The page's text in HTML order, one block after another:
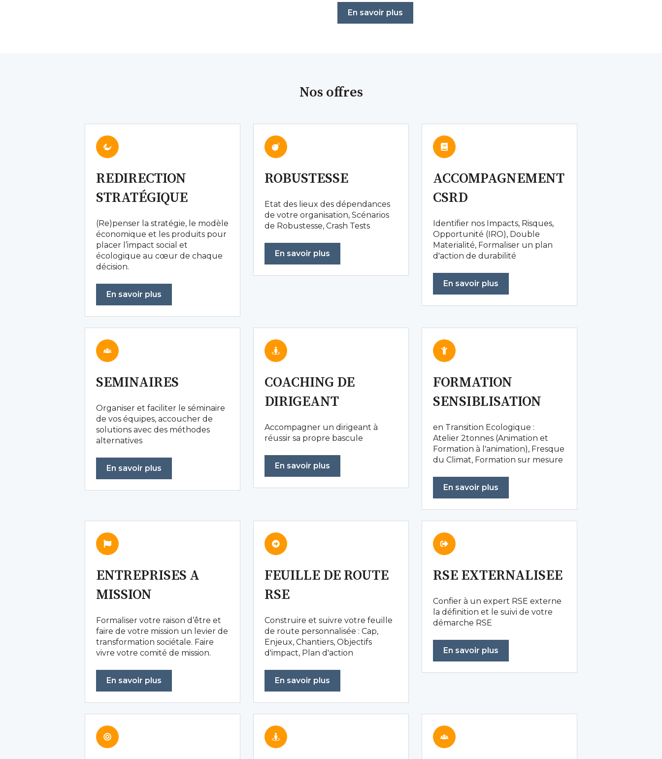
En savoir plus
Nos offres
REDIRECTION
STRATÉGIQUE
(Re)penser la stratégie, le modèle
économique et les produits pour
placer l’impact social et
écologique au cœur de chaque
décision.
En savoir plus
ROBUSTESSE
Etat des lieux des dépendances
de votre organisation, Scénarios
de Robustesse, Crash Tests
En savoir plus
ACCOMPAGNEMENT
CSRD
Identifier nos Impacts, Risques,
Opportunité (IRO), Double
Materialité, Formaliser un plan
d'action de durabilité
En savoir plus
SEMINAIRES
Organiser et faciliter le séminaire
de vos équipes, accoucher de
solutions avec des méthodes
alternatives
En savoir plus
COACHING DE
DIRIGEANT
Accompagner un dirigeant à
réussir sa propre bascule
En savoir plus
FORMATION
SENSIBLISATION
en Transition Ecologique :
Atelier 2tonnes (Animation et
Formation à l'animation), Fresque
du Climat, Formation sur mesure
En savoir plus
ENTREPRISES A
MISSION
Formaliser votre raison d’être et
faire de votre mission un levier de
transformation sociétale. Faire
vivre votre comité de mission.
En savoir plus
FEUILLE DE ROUTE
RSE
Construire et suivre votre feuille
de route personnalisée : Cap,
Enjeux, Chantiers, Objectifs
d'impact, Plan d'action
En savoir plus
RSE EXTERNALISEE
Confier à un expert RSE externe
la définition et le suivi de votre
démarche RSE
En savoir plus